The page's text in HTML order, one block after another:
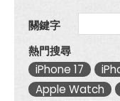
關鍵字
熱門搜尋
iPhone 17
Apple Watch